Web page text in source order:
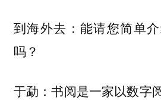
到海外去：能请您简单介
吗？
于勐：书阅是一家以数字